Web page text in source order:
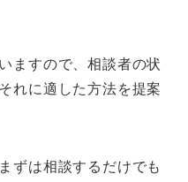
ますので、相談者の状
れに適した方法を提案
ずは相談するだけでも